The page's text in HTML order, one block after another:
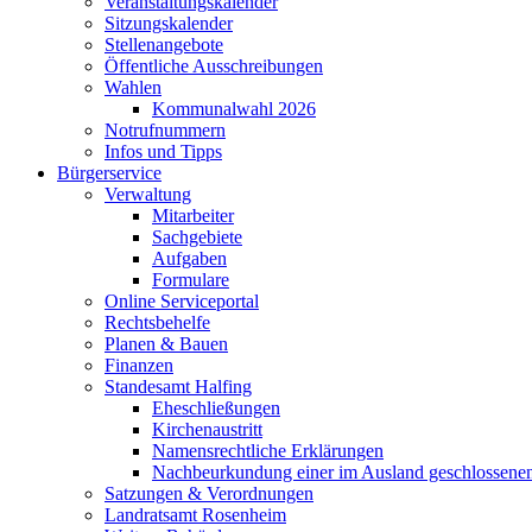
Sitzungskalender
Stellenangebote
Öffentliche Ausschreibungen
Wahlen
Kommunalwahl 2026
Notrufnummern
Infos und Tipps
Bürgerservice
Verwaltung
Mitarbeiter
Sachgebiete
Aufgaben
Formulare
Online Serviceportal
Rechtsbehelfe
Planen & Bauen
Finanzen
Standesamt Halfing
Eheschließungen
Kirchenaustritt
Namensrechtliche Erklärungen
Nachbeurkundung einer im Ausland
Satzungen & Verordnungen
Landratsamt Rosenheim